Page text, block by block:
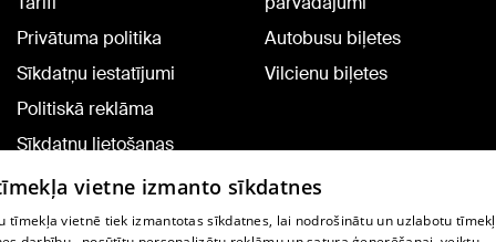
Privātuma politika
Sīkdatņu iestatījumi
Politiskā reklāma
Sīkdatņu lietošanas
noteikumi
Komentāru pievienošana
Autobusu biļetes
Vilcienu biļetes
vietne izmanto sīkdatnes
tīmekļa vietnē tiek izmantotas sīkdatnes, lai nodrošinātu un uzlabotu